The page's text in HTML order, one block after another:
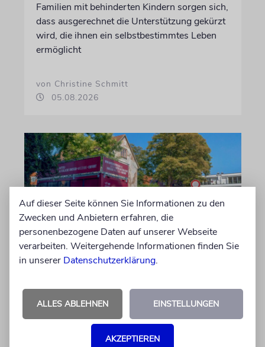
Familien mit behinderten Kindern sorgen sich,
dass ausgerechnet die Unterstützung gekürzt
wird, die ihnen ein selbstbestimmtes Leben
ermöglicht
von Christine Schmitt
05.08.2026
ERFURT
Dort, wo eben noch Parkplätze waren, wird
seit wenigen Tagen nach einem Stück
jüdischer Geschichte gegraben. Erst mit dem
Bagger, dann von Hand
Auf dieser Seite können Sie Informationen zu den
Zwecken und Anbietern erfahren, die
personenbezogene Daten auf unserer Webseite
verarbeiten. Weitergehende Informationen finden Sie
in unserer Datenschutzerklärung.
ALLES ABLEHNEN EINSTELLUNGEN
AKZEPTIEREN